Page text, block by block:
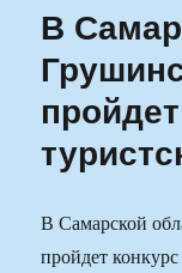
В
В Самарской
пройдет